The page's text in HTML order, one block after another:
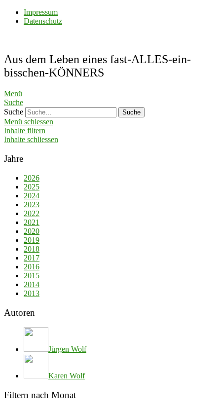
Impressum
Datenschutz
Aus dem Leben eines fast-ALLES-ein-
bisschen-KÖNNERS
Menü
Suche
Suche
Menü schiessen
Inhalte filtern
Inhalte schliessen
Jahre
2026
2025
2024
2023
2022
2021
2020
2019
2018
2017
2016
2015
2014
2013
Autoren
Jürgen Wolf
Karen Wolf
Filtern nach Monat